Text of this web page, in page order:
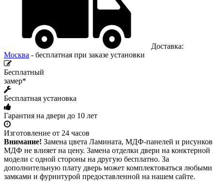
Доставка:
Москва - бесплатная при заказе установки
Бесплатный
замер*
Бесплатная установка
Гарантия на двери до 10 лет
Изготовление от 24 часов
Внимание! Замена цвета Ламината, МДФ-панелей и рисунков
МДФ не влияет на цену. Замена отделки двери на конктерной
модели с одной стороны на другую бесплатно. За
дополнительную плату дверь может комплектоваться любыми
замками и фурнитурой предоставленной на нашем сайте.